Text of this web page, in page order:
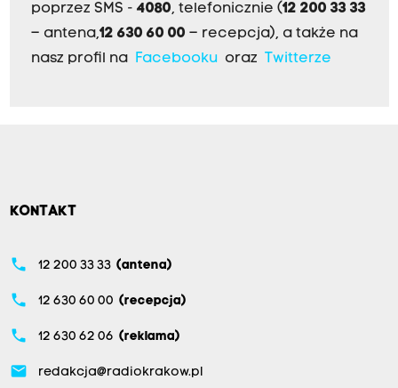
poprzez SMS - 4080, telefonicznie (12 200 33 33
– antena,12 630 60 00 – recepcja), a także na
nasz profil na
Facebookuoraz Twitterze
KONTAKT
phone 12 200 33 33 (antena)
phone 12 630 60 00 (recepcja)
phone 12 630 62 06 (reklama)
email redakcja@radiokrakow.pl